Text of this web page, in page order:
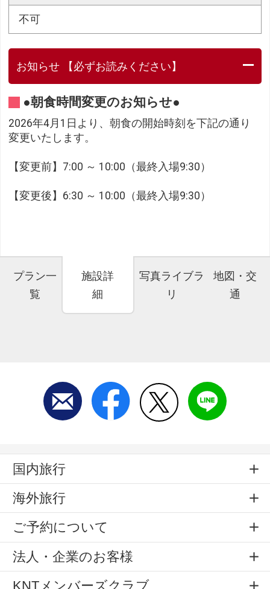
不可
お知らせ 【必ずお読みください】
●朝食時間変更のお知らせ●
2026年4月1日より、朝食の開始時刻を下記の通り
変更いたします。
【変更前】7:00 ～ 10:00（最終入場9:30）
【変更後】6:30 ～ 10:00（最終入場9:30）
プラン一
覧
施設詳
細
写真ライブラ
リ
地図・交
通
国内旅行
海外旅行
ご予約について
法人・企業のお客様
KNTメンバーズクラブ